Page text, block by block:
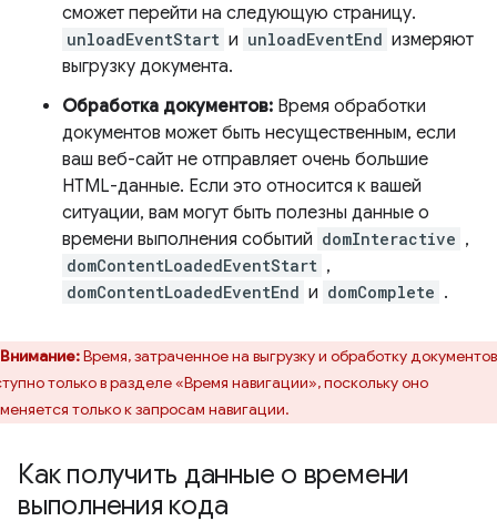
сможет перейти на следующую страницу.
unloadEventStart и unloadEventEnd измеряют
выгрузку документа.
Обработка документов: Время обработки
документов может быть несущественным, если
ваш веб-сайт не отправляет очень большие
HTML-данные. Если это относится к вашей
ситуации, вам могут быть полезны данные о
времени выполнения событий domInteractive ,
domContentLoadedEventStart ,
domContentLoadedEventEnd и domComplete .
Внимание:Время, затраченное на выгрузку и обработку
только в разделе «Время навигации», поскольку оно
только к запросам навигации.
Как получить данные о времени
выполнения кода